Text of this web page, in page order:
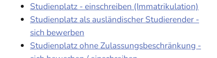
Studienplatz - einschreiben (Immatrikulation)
Studienplatz als ausländischer Studierender -
sich bewerben
Studienplatz ohne Zulassungsbeschränkung -